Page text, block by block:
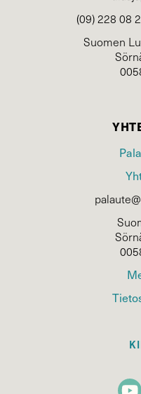
(09) 228 08
Suomen